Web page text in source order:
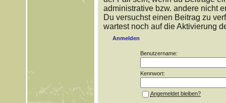
administrative bzw. andere nicht
Du versuchst einen Beitrag zu
wartest noch auf die Aktivierung
Anmelden
Benutzername:
Kennwort:
Angemeldet bleiben?